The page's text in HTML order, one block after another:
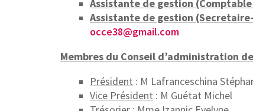
Assistante de gestion (Comptable
Assistante de gestion
occe38@gmail.com
Membres du Conseil d’administration de
Président : M Lafranceschina
Vice Président : M Guétat Michel